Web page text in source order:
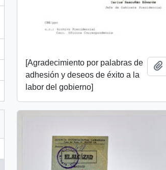
[Agradecimiento por palabras de
adhesión y deseos de éxito a la
labor del gobierno]